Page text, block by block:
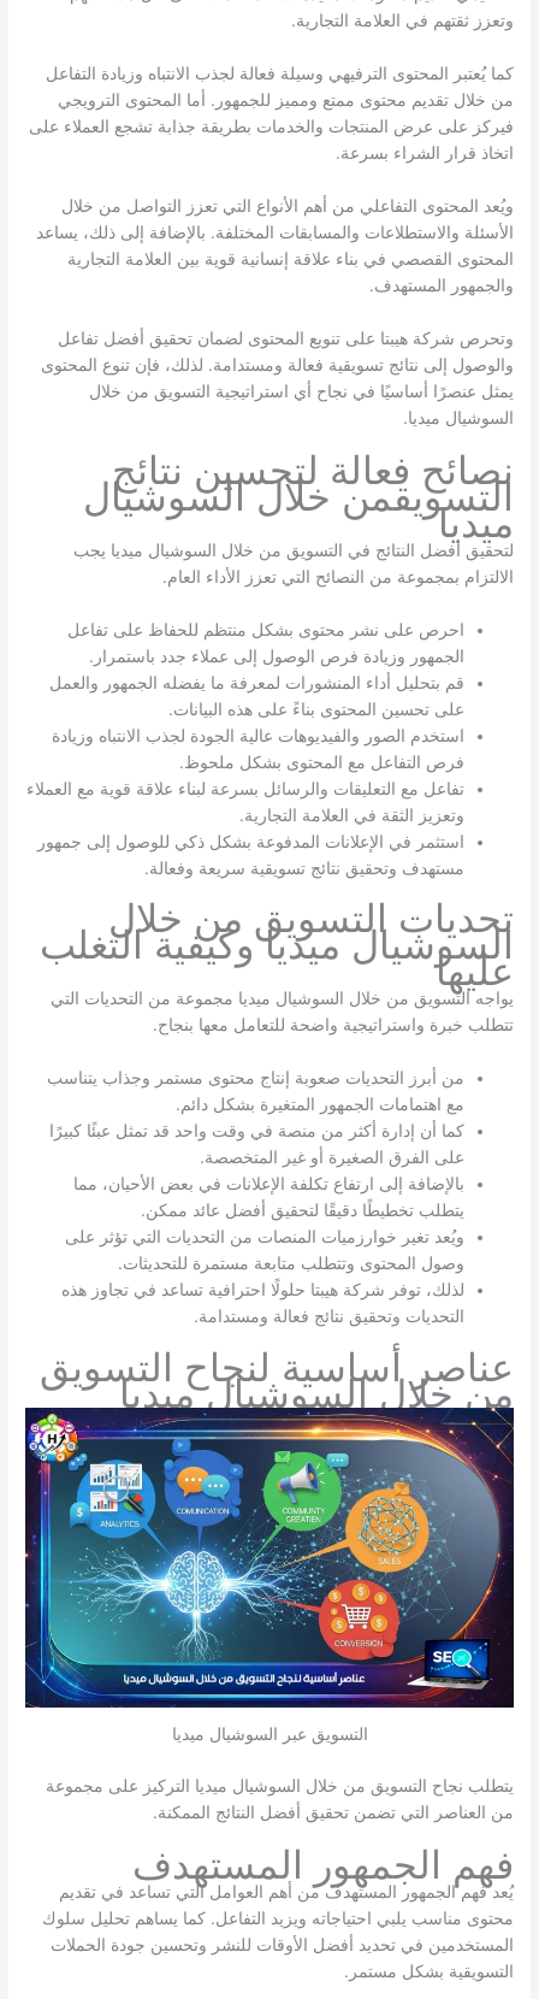
وتعزز ثقتهم في العلامة التجارية.
كما يُعتبر المحتوى الترفيهي وسيلة فعالة لجذب الانتباه وزيادة التفاعل
من خلال تقديم محتوى ممتع ومميز للجمهور. أما المحتوى الترويجي
فيركز على عرض المنتجات والخدمات بطريقة جذابة تشجع العملاء على
اتخاذ قرار الشراء بسرعة.
ويُعد المحتوى التفاعلي من أهم الأنواع التي تعزز التواصل من خلال
الأسئلة والاستطلاعات والمسابقات المختلفة. بالإضافة إلى ذلك، يساعد
المحتوى القصصي في بناء علاقة إنسانية قوية بين العلامة التجارية
والجمهور المستهدف.
وتحرص شركة هيبتا على تنويع المحتوى لضمان تحقيق أفضل تفاعل
والوصول إلى نتائج تسويقية فعالة ومستدامة. لذلك، فإن تنوع المحتوى
يمثل عنصرًا أساسيًا في نجاح أي استراتيجية التسويق من خلال
السوشيال ميديا.
نصائح فعالة لتحسين نتائج
التسويقمن خلال السوشيال
ميديا
لتحقيق أفضل النتائج في التسويق من خلال السوشيال ميديا يجب
الالتزام بمجموعة من النصائح التي تعزز الأداء العام.
احرص على نشر محتوى بشكل منتظم للحفاظ على تفاعل
الجمهور وزيادة فرص الوصول إلى عملاء جدد باستمرار.
قم بتحليل أداء المنشورات لمعرفة ما يفضله الجمهور والعمل
على تحسين المحتوى بناءً على هذه البيانات.
استخدم الصور والفيديوهات عالية الجودة لجذب الانتباه وزيادة
فرص التفاعل مع المحتوى بشكل ملحوظ.
تفاعل مع التعليقات والرسائل بسرعة لبناء علاقة قوية مع العملاء
وتعزيز الثقة في العلامة التجارية.
استثمر في الإعلانات المدفوعة بشكل ذكي للوصول إلى جمهور
مستهدف وتحقيق نتائج تسويقية سريعة وفعالة.
تحديات التسويق من خلال
السوشيال ميديا وكيفية التغلب
عليها
يواجه التسويق من خلال السوشيال ميديا مجموعة من التحديات التي
تتطلب خبرة واستراتيجية واضحة للتعامل معها بنجاح.
من أبرز التحديات صعوبة إنتاج محتوى مستمر وجذاب يتناسب
مع اهتمامات الجمهور المتغيرة بشكل دائم.
كما أن إدارة أكثر من منصة في وقت واحد قد تمثل عبئًا كبيرًا
على الفرق الصغيرة أو غير المتخصصة.
بالإضافة إلى ارتفاع تكلفة الإعلانات في بعض الأحيان، مما
يتطلب تخطيطًا دقيقًا لتحقيق أفضل عائد ممكن.
ويُعد تغير خوارزميات المنصات من التحديات التي تؤثر على
وصول المحتوى وتتطلب متابعة مستمرة للتحديثات.
لذلك، توفر شركة هيبتا حلولًا احترافية تساعد في تجاوز هذه
التحديات وتحقيق نتائج فعالة ومستدامة.
عناصر أساسية لنجاح التسويق
من خلال السوشيال ميديا
التسويق عبر السوشيال ميديا
يتطلب نجاح التسويق من خلال السوشيال ميديا التركيز على مجموعة
من العناصر التي تضمن تحقيق أفضل النتائج الممكنة.
فهم الجمهور المستهدف
يُعد فهم الجمهور المستهدف من أهم العوامل التي تساعد في تقديم
محتوى مناسب يلبي احتياجاته ويزيد التفاعل. كما يساهم تحليل سلوك
المستخدمين في تحديد أفضل الأوقات للنشر وتحسين جودة الحملات
التسويقية بشكل مستمر.